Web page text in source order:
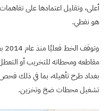
أعلى، وتقليل اعتمادها على
هو نفطي.
مقاطعه ومحطاته للتخريب أو التعطل. وفي
تشغيل محطات ضخ وتخزين.